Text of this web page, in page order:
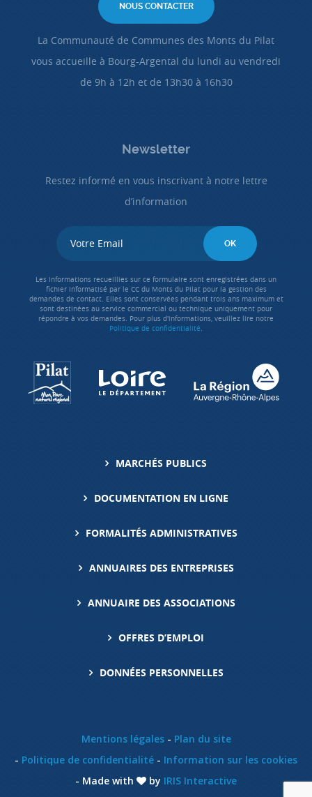
NOUS CONTACTER
La Communauté de Communes des Monts du Pilat
vous accueille à Bourg-Argental du lundi au vendredi
de 9h à 12h et de 13h30 à 16h30
Newsletter
Restez informé en vous inscrivant à notre lettre
d’information
Les informations recueillies sur ce formulaire sont enregistrées dans un
fichier informatisé par le CC du Monts du Pilat pour la gestion des
demandes de contact. Elles sont conservées pendant trois ans maximum et
sont destinées au service commercial ou technique uniquement pour
répondre à vos demandes. Pour plus d'informations, veuillez lire notre
Politique de confidentialité.
MARCHÉS PUBLICS
DOCUMENTATION EN LIGNE
FORMALITÉS ADMINISTRATIVES
ANNUAIRES DES ENTREPRISES
ANNUAIRE DES ASSOCIATIONS
OFFRES D’EMPLOI
DONNÉES PERSONNELLES
Mentions légales
Plan du site
Politique de confidentialité
Information sur les cookies
Made with
by IRIS Interactive